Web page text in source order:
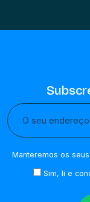
Manteremos os
Sim, li e